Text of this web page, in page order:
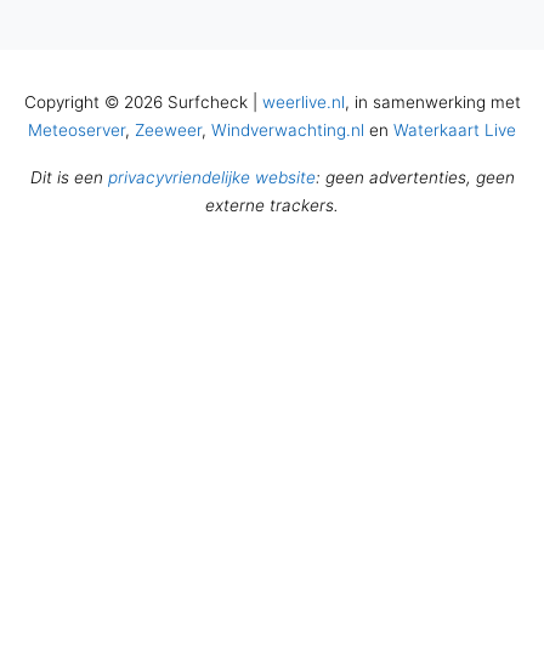
Copyright © 2026 Surfcheck | weerlive.nl, in samenwerking met
Meteoserver, Zeeweer, Windverwachting.nl en Waterkaart Live
Dit is een privacyvriendelijke website: geen advertenties, geen
externe trackers.